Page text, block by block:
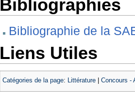
Bibliographies
Bibliographie de la
Liens Utiles
Catégories de la page: Littérature| Concours -